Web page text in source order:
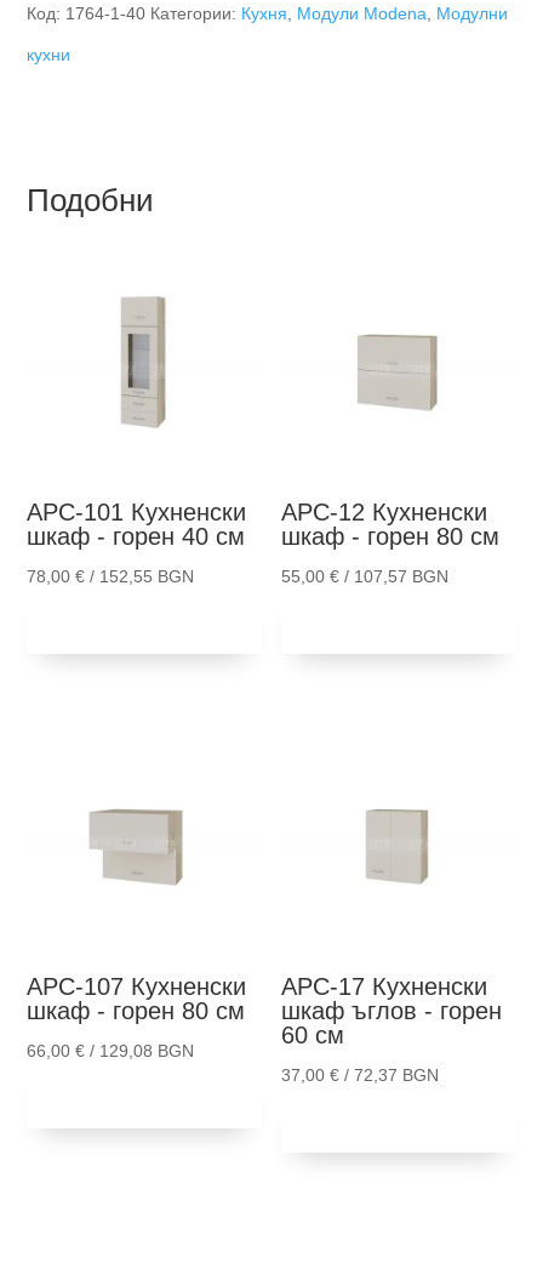
Код: 1764-1-40 Категории: Кухня, Модули Modena, Модулни
кухни
Подобни
АРС-101 Кухненски
шкаф - горен 40 см
78,00€ / 152,55 BGN
АРС-12 Кухненски
шкаф - горен 80 см
55,00€ / 107,57 BGN
АРС-107 Кухненски
шкаф - горен 80 см
66,00€ / 129,08 BGN
АРС-17 Кухненски
шкаф ъглов - горен
60 см
37,00€ / 72,37 BGN